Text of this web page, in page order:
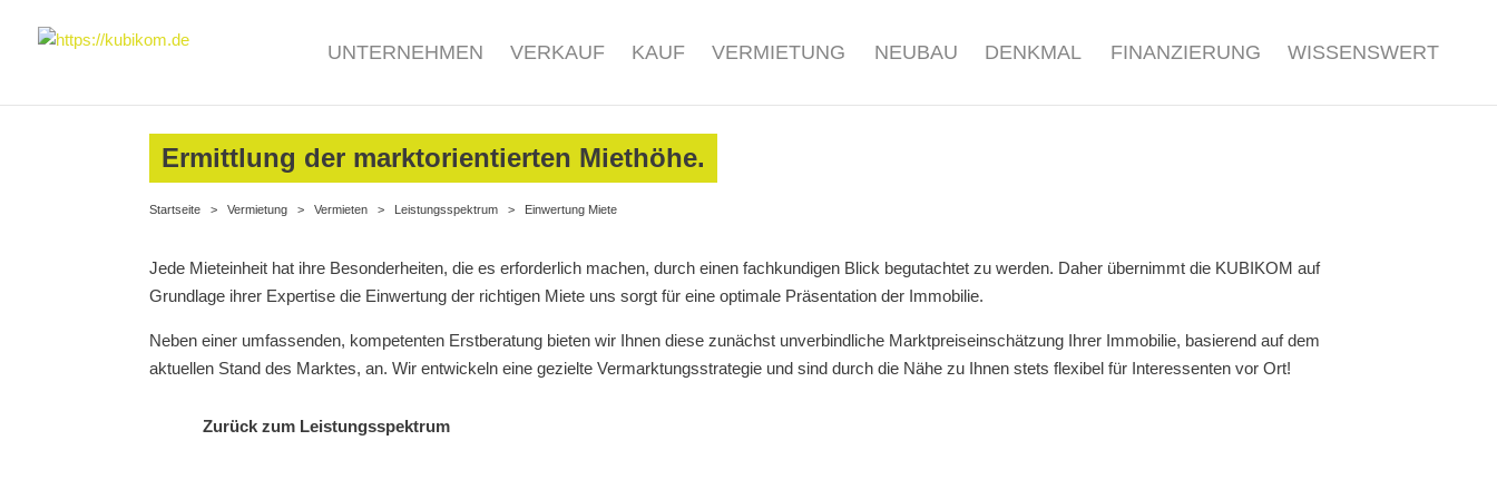
UNTERNEHMEN VERKAUF KAUF VERMIETUNG NEUBAU DENKMAL FINANZIERUNG WISSENSWERT
Ermittlung der marktorientierten Miethöhe.
Startseite >Vermietung >Vermieten > Leistungsspektrum > Einwertung Miete
Jede Mieteinheit hat ihre Besonderheiten, die es erforderlich machen, durch einen fachkundigen Blick begutachtet zu werden. Daher übernimmt die KUBIKOM auf
Grundlage ihrer Expertise die Einwertung der richtigen Miete uns sorgt für eine optimale Präsentation der Immobilie.
Neben einer umfassenden, kompetenten Erstberatung bieten wir Ihnen diese zunächst unverbindliche Marktpreiseinschätzung Ihrer Immobilie, basierend auf dem
aktuellen Stand des Marktes, an. Wir entwickeln eine gezielte Vermarktungsstrategie und sind durch die Nähe zu Ihnen stets flexibel für Interessenten vor Ort!
Zurück zum Leistungsspektrum